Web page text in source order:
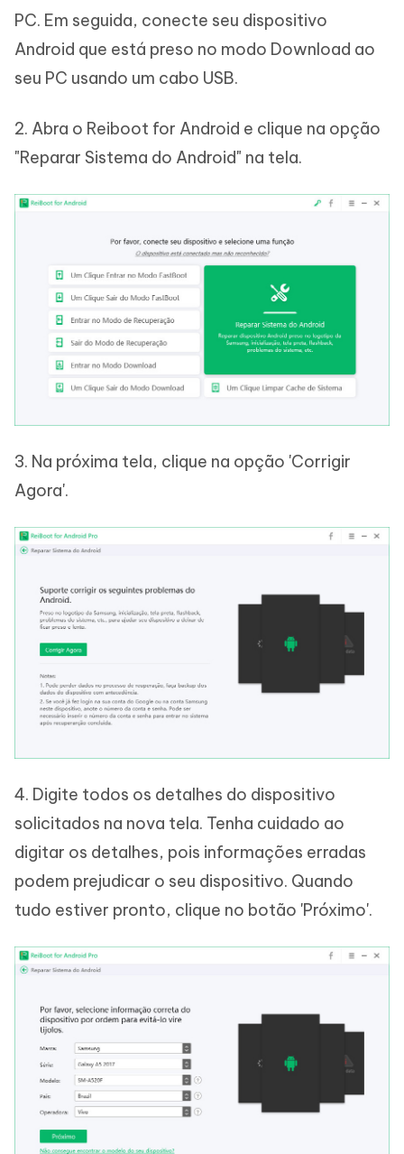
PC. Em seguida, conecte seu dispositivo
Android que está preso no modo Download ao
seu PC usando um cabo USB.
2. Abra o Reiboot for Android e clique na opção
"Reparar Sistema do Android" na tela.
3. Na próxima tela, clique na opção 'Corrigir
Agora'.
4. Digite todos os detalhes do dispositivo
solicitados na nova tela. Tenha cuidado ao
digitar os detalhes, pois informações erradas
podem prejudicar o seu dispositivo. Quando
tudo estiver pronto, clique no botão 'Próximo'.